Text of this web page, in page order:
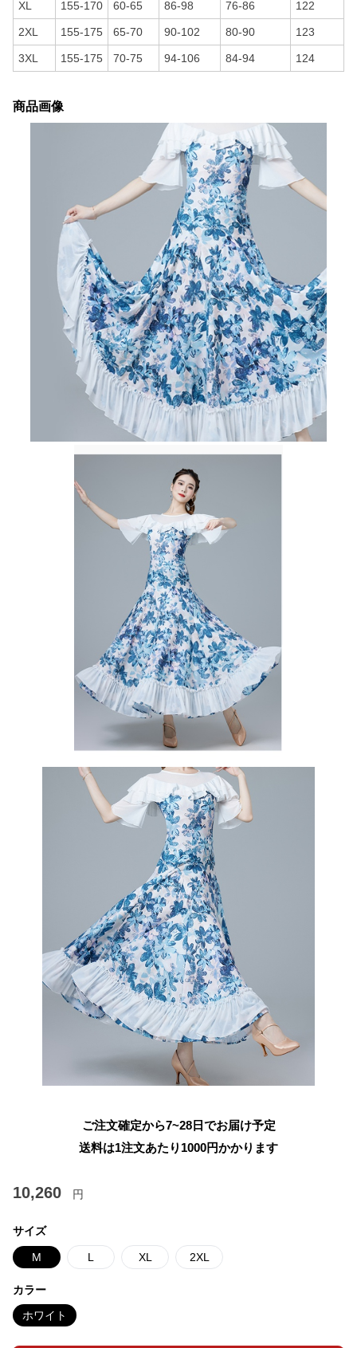
XL 155-170 60-65 86-98 76-86 122
2XL 155-175 65-70 90-102 80-90 123
3XL 155-175 70-75 94-106 84-94 124
商品画像
ご注文確定から7~28日でお届け予定
送料は1注文あたり 1000円かかります
10,260 円
サイズ
M L XL 2XL
カラー
ホワイト